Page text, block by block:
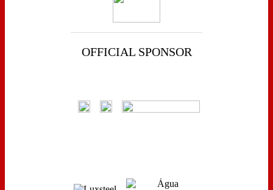
OFFICIAL SPONSOR